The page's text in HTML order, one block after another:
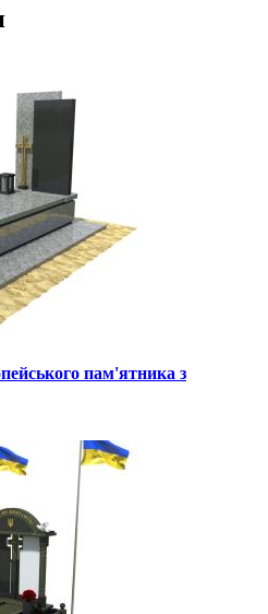
пам'ятника з